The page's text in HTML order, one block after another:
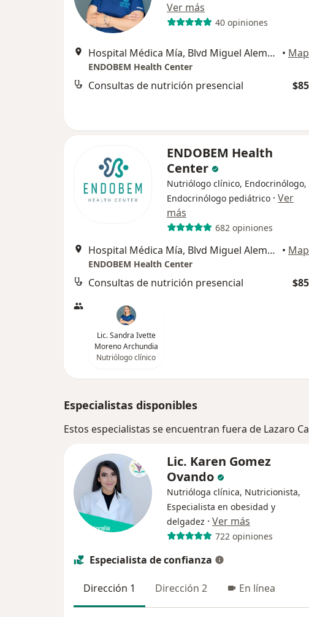
Ver más
40 opiniones
Hospital Médica Mía, Blvd Miguel Alemán No. 57......, Toluca •
ENDOBEM Health Center
Consultas de nutrición presencial
ENDOBEM Health
Center
Nutriólogo clínico, Endocrinólogo,
Endocrinólogo pediátrico · Ver
más
682 opiniones
Hospital Médica Mía, Blvd Miguel Alemán No. 57......, Toluca •
ENDOBEM Health Center
Consultas de nutrición presencial
Lic. Sandra Ivette
Moreno Archundia
Nutriólogo clínico
Especialistas disponibles
Estos especialistas se encuentran fuera de Lazaro
Lic. Karen Gomez
Ovando
Nutrióloga clínica, Nutricionista,
Especialista en obesidad y
delgadez · Ver más
722 opiniones
Especialista de confianza
Dirección 1 Dirección 2 En línea